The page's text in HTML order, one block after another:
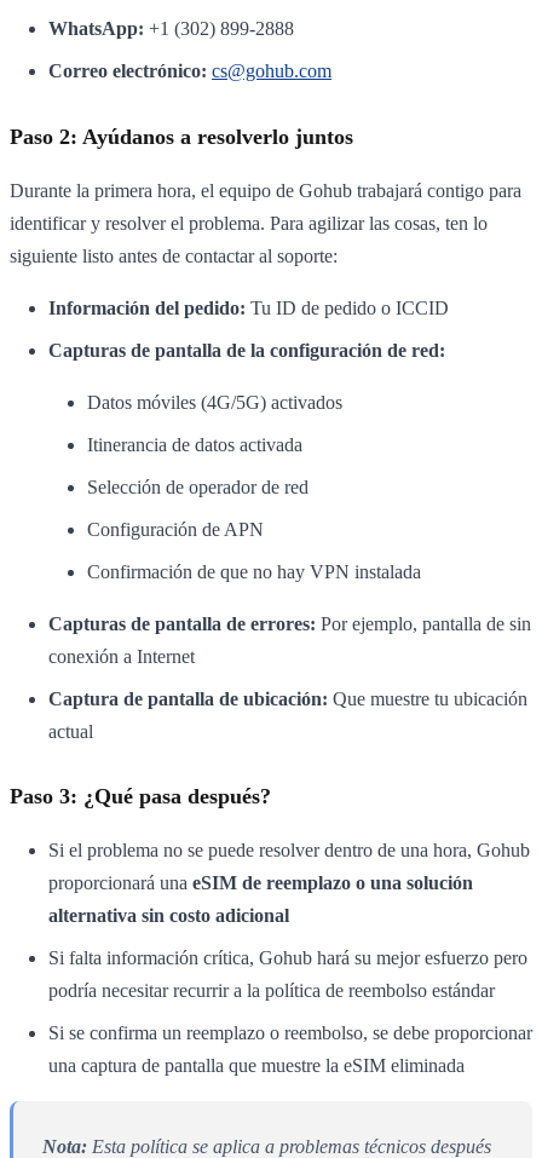
WhatsApp: +1 (302) 899-2888
Correo electrónico: cs@gohub.com
Paso 2: Ayúdanos a resolverlo juntos
Durante la primera hora, el equipo de Gohub trabajará contigo para
identificar y resolver el problema. Para agilizar las cosas, ten lo
siguiente listo antes de contactar al soporte:
Información del pedido: Tu ID de pedido o ICCID
Capturas de pantalla de la configuración de red:
Datos móviles (4G/5G) activados
Itinerancia de datos activada
Selección de operador de red
Configuración de APN
Confirmación de que no hay VPN instalada
Capturas de pantalla de errores: Por ejemplo, pantalla de sin
conexión a Internet
Captura de pantalla de ubicación: Que muestre tu ubicación
actual
Paso 3: ¿Qué pasa después?
Si el problema no se puede resolver dentro de una hora, Gohub
proporcionará una eSIM de reemplazo o una solución
alternativa sin costo adicional
Si falta información crítica, Gohub hará su mejor esfuerzo pero
podría necesitar recurrir a la política de reembolso estándar
Si se confirma un reemplazo o reembolso, se debe proporcionar
una captura de pantalla que muestre la eSIM eliminada
Nota: Esta política se aplica a problemas técnicos después